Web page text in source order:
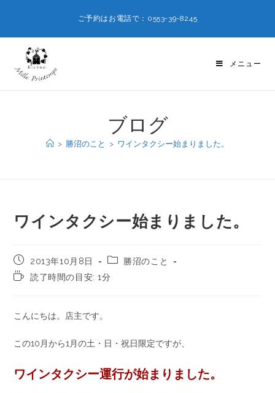
ご予約はお電話で：0553-39-8245
メニュー
ブログ
> 勝沼のこと > ワインタクシー始まりました。
ワインタクシー始まりました。
2013年10月8日
勝沼のこと
読了時間の目安: 1分
こんにちは。店主です。
この10月から1月の土・日・祝日限定ですが、
ワインタクシー運行が始まりました。